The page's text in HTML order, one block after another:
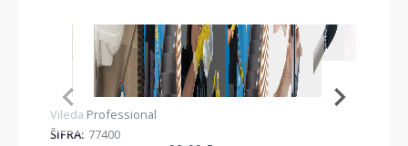
Item
1
of
Vileda Professional
ŠIFRA: 77400